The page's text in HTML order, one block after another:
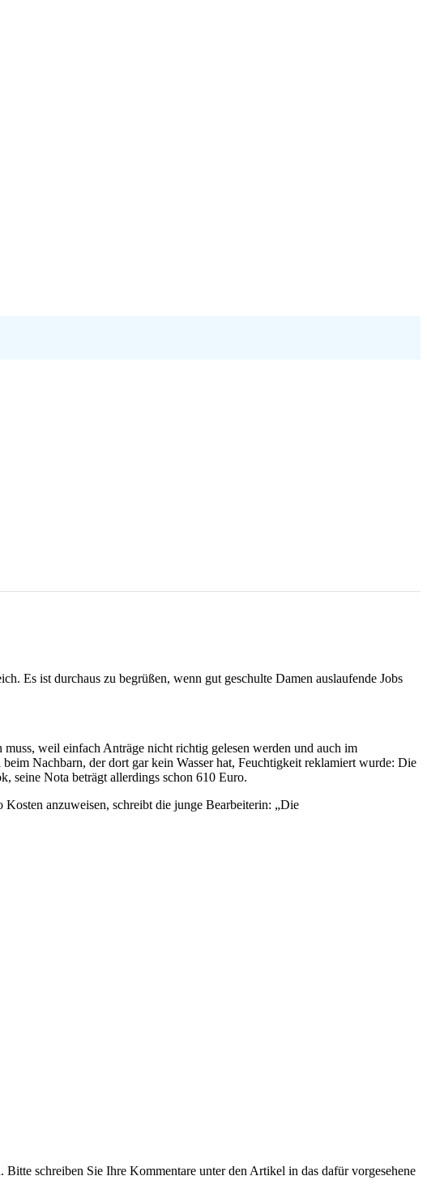
Es ist durchaus zu begrüßen, wenn gut geschulte Damen auslaufende Jobs
weil einfach Anträge nicht richtig gelesen werden und auch im
Nachbarn, der dort gar kein Wasser hat, Feuchtigkeit reklamiert wurde: Die
seine Nota beträgt allerdings schon 610 Euro.
anzuweisen, schreibt die junge Bearbeiterin: „Die
schreiben Sie Ihre Kommentare unter den Artikel in das dafür vorgesehene